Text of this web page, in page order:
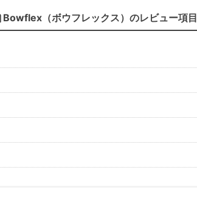
Bowflex（ボウフレックス）のレビュー項目